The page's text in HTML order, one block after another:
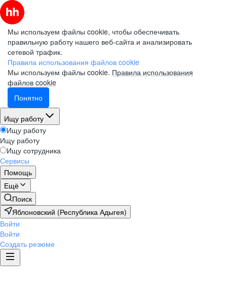
Мы используем файлы cookie, чтобы обеспечивать
правильную работу нашего веб-сайта и анализировать
сетевой трафик.
Правила использования файлов cookie
Мы используем файлы cookie. Правила использования
файлов cookie
Понятно
Ищу работу
Ищу работу
Ищу работу
Ищу сотрудника
Сервисы
Помощь
Ещё
Поиск
Яблоновский (Республика Адыгея)
Войти
Войти
Создать резюме